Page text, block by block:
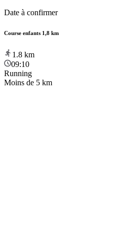
Date à confirmer
Course enfants 1,8 km
1.8 km
09:10
Running
Moins de 5 km